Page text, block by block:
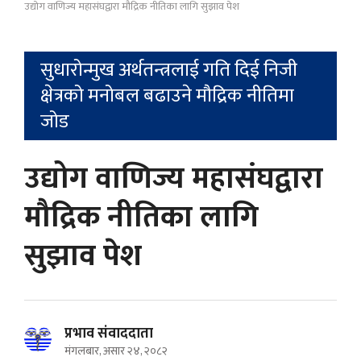
उद्योग वाणिज्य महासंघद्वारा मौद्रिक नीतिका लागि सुझाव पेश
सुधारोन्मुख अर्थतन्त्रलाई गति दिई निजी
क्षेत्रको मनोबल बढाउने मौद्रिक नीतिमा
जोड
उद्योग वाणिज्य महासंघद्वारा
मौद्रिक नीतिका लागि
सुझाव पेश
प्रभाव संवाददाता
मंगलबार, असार २४, २०८२